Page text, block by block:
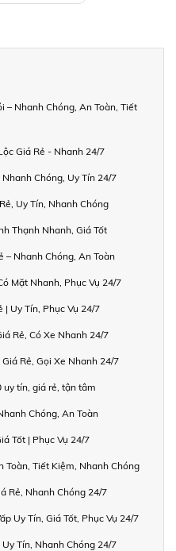
– Nhanh Chóng, An Toàn, Tiết
Giá Rẻ - Nhanh 24/7
Chóng, Uy Tín 24/7
Uy Tín, Nhanh Chóng
Thạnh Nhanh, Giá Tốt
– Nhanh Chóng, An Toàn
Mặt Nhanh, Phục Vụ 24/7
| Uy Tín, Phục Vụ 24/7
Rẻ, Có Xe Nhanh 24/7
Rẻ, Gọi Xe Nhanh 24/7
uy tín, giá rẻ, tận tâm
Chóng, An Toàn
Tốt | Phục Vụ 24/7
Toàn, Tiết Kiệm, Nhanh Chóng
Rẻ, Nhanh Chóng 24/7
Uy Tín, Giá Tốt, Phục Vụ 24/7
Tín, Nhanh Chóng 24/7